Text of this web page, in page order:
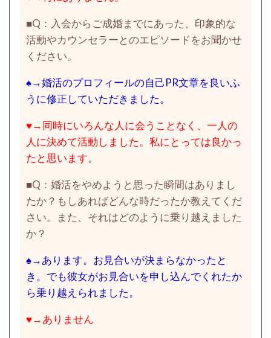
■Q： 入会からご成婚までにあった、印象的な
活動やカウンセラーとのエピソードをお聞かせ
ください。
♠→婚活のプロフィールの自己PR文章を良いふ
うに修正していただきました。
♥→同時にいろんな人に会うことなく、一人の
人に決めて活動しました。私にとっては良かっ
たと思います。
■Q：婚活をやめようと思った瞬間はありまし
たか？もしあればどんな時だったか教えてくだ
さい。また、それはどのように乗り越えました
か？
♠→あります。お見合いが決まらなかったと
き。でも彼女がお見合いを申し込んでくれたか
ら乗り越えられました。
♥→ありません